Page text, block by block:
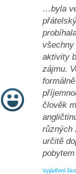
…byla
všechny
aktivity
zájmu.
člověk
různých
určitě
Vyjádření